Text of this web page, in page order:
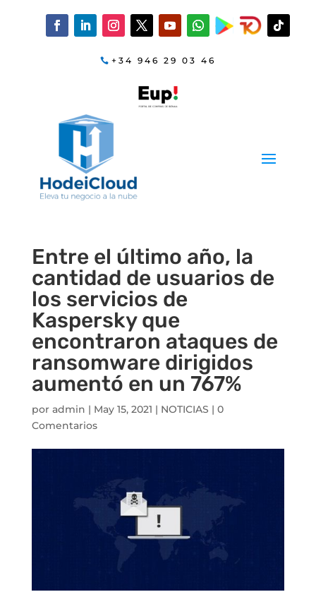
+34 946 29 03 46
Entre el último año, la
cantidad de usuarios de
los servicios de
Kaspersky que
encontraron ataques de
ransomware dirigidos
aumentó en un 767%
por admin | May 15, 2021 | NOTICIAS | 0
Comentarios